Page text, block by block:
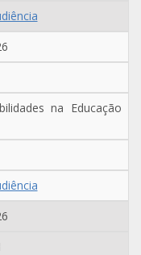
na Educação